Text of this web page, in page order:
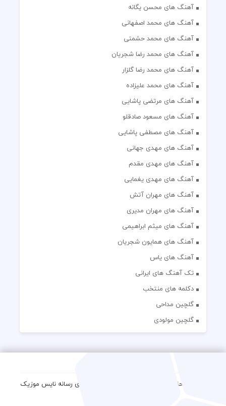
آهنگ های محسن یگانه
آهنگ های محمد اصفهانی
آهنگ های محمد حشمتی
آهنگ های محمد رضا شجریان
آهنگ های محمد رضا گلزار
آهنگ های محمد علیزاده
آهنگ های مرتضی پاشایی
آهنگ های مسعود صادقلو
آهنگ های مصطفی پاشایی
آهنگ های مهدی جهانی
آهنگ های مهدی مقدم
آهنگ های مهدی یغمایی
آهنگ های مهران آتش
آهنگ های مهران مدیری
آهنگ های میثم ابراهیمی
آهنگ های همایون شجریان
آهنگ های یاس
تک آهنگ های ایرانی
دکلمه های منتخب
گلچین مداحی
گلچین مولودی
کلیه حقوق مادی و معنوی این وب سایت برای رسانه نایس موزیک